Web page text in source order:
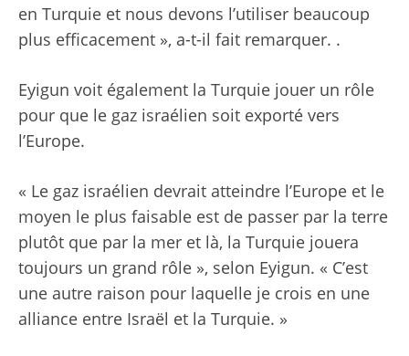
en Turquie et nous devons l’utiliser beaucoup
plus efficacement », a-t-il fait remarquer. .
Eyigun voit également la Turquie jouer un rôle
pour que le gaz israélien soit exporté vers
l’Europe.
« Le gaz israélien devrait atteindre l’Europe et le
moyen le plus faisable est de passer par la terre
plutôt que par la mer et là, la Turquie jouera
toujours un grand rôle », selon Eyigun. « C’est
une autre raison pour laquelle je crois en une
alliance entre Israël et la Turquie. »